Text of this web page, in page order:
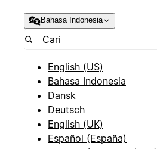
Bahasa Indonesia
English (US)
Bahasa Indonesia
Dansk
Deutsch
English (UK)
Español (España)